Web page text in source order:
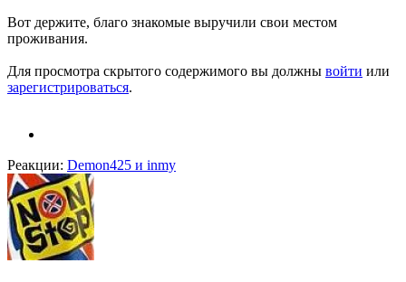
Вот держите, благо знакомые выручили свои местом
проживания.
Для просмотра скрытого содержимого вы должны войти или
зарегистрироваться.
Реакции: Demon425 и inmy